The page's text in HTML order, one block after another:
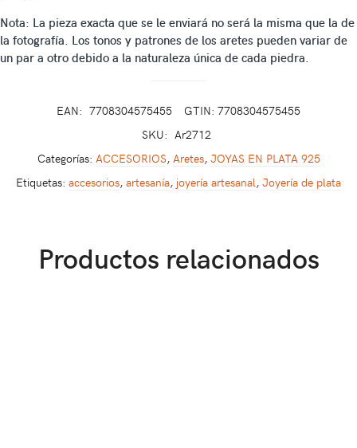
Nota: La pieza exacta que se le enviará no será la misma que la de
la fotografía. Los tonos y patrones de los aretes pueden variar de
un par a otro debido a la naturaleza única de cada piedra.
EAN: 7708304575455
GTIN: 7708304575455
SKU: Ar2712
Categorías: ACCESORIOS, Aretes, JOYAS EN PLATA 925
Etiquetas: accesorios, artesanía, joyería artesanal, Joyería de plata
Productos relacionados